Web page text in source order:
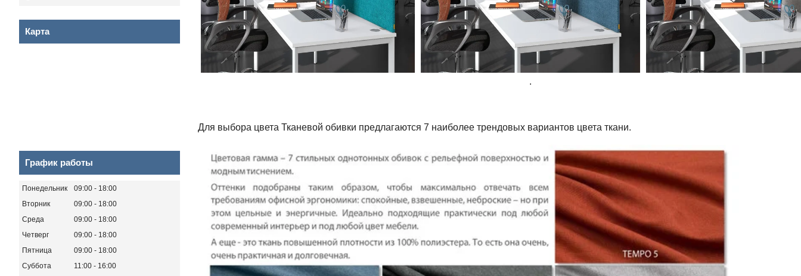
.
Для выбора цвета Тканевой обивки предлагаются 7 наиболее трендовых вариантов цвета ткани.
Карта
График работы
Понедельник 09:00
18:00
Вторник
09:00
18:00
Среда
09:00
18:00
Четверг
09:00
18:00
Пятница
09:00
18:00
Суббота
11:00
16:00